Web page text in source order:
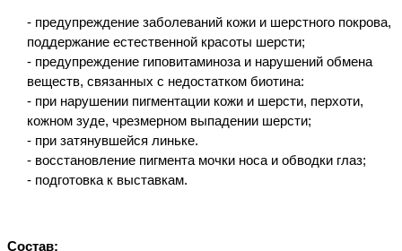
- предупреждение заболеваний кожи и шерстного покрова,
поддержание естественной красоты шерсти;
- предупреждение гиповитаминоза и нарушений обмена
веществ, связанных с недостатком биотина:
- при нарушении пигментации кожи и шерсти, перхоти,
кожном зуде, чрезмерном выпадении шерсти;
- при затянувшейся линьке.
- восстановление пигмента мочки носа и обводки глаз;
- подготовка к выставкам.
Состав: